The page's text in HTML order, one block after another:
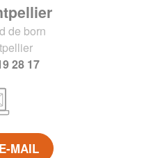
de born
28 17
MAIL